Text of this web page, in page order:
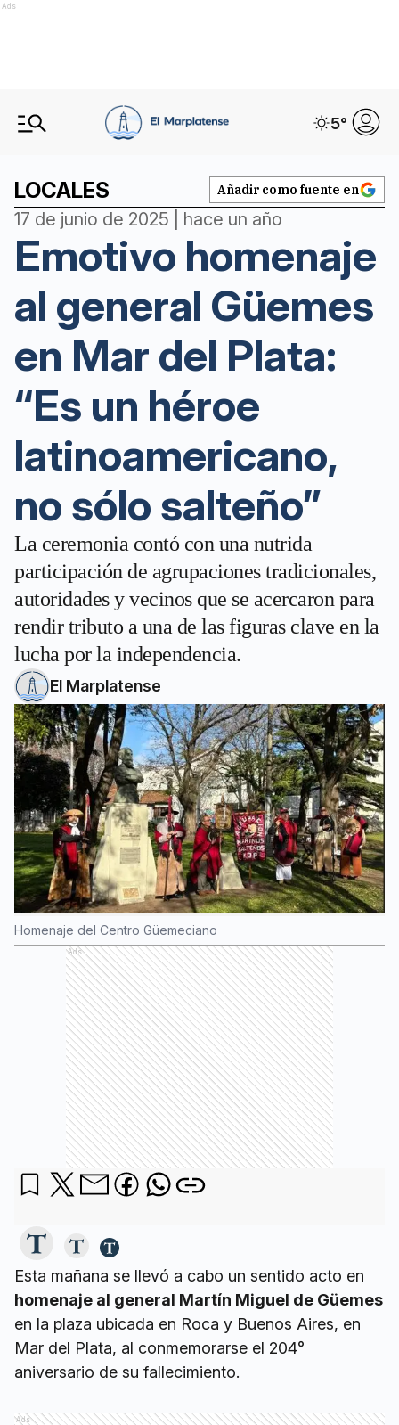
Ads
5°
LOCALES Añadir como fuente en
17 de junio de 2025 | hace un año
Emotivo homenaje
al general Güemes
en Mar del Plata:
“Es un héroe
latinoamericano,
no sólo salteño”
La ceremonia contó con una nutrida
participación de agrupaciones tradicionales,
autoridades y vecinos que se acercaron para
rendir tributo a una de las figuras clave en la
lucha por la independencia.
El Marplatense
Homenaje del Centro Güemeciano
Ads
Esta mañana se llevó a cabo un sentido acto en
homenaje al general Martín Miguel de Güemes
en la plaza ubicada en Roca y Buenos Aires, en
Mar del Plata, al conmemorarse el 204°
aniversario de su fallecimiento.
Ads